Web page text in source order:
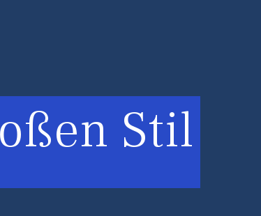
Stil